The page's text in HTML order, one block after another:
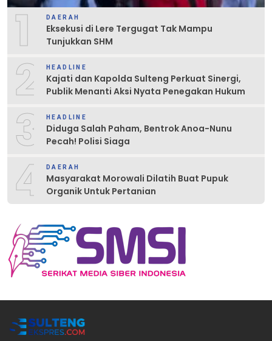
1 DAERAH
Eksekusi di Lere Tergugat Tak Mampu
Tunjukkan SHM
2 HEADLINE
Kajati dan Kapolda Sulteng Perkuat Sinergi,
Publik Menanti Aksi Nyata Penegakan Hukum
3 HEADLINE
Diduga Salah Paham, Bentrok Anoa-Nunu
Pecah! Polisi Siaga
4 DAERAH
Masyarakat Morowali Dilatih Buat Pupuk
Organik Untuk Pertanian